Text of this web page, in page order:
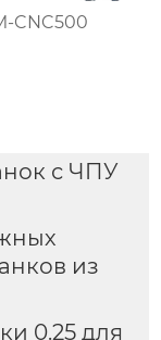
CNC500
с ЧПУ
из
0.25 для